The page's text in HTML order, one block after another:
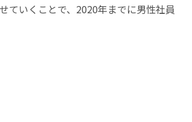
ていくことで、2020年までに男性社員